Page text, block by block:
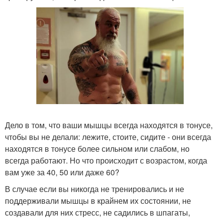
Дело в том, что ваши мышцы всегда находятся в тонусе,
чтобы вы не делали: лежите, стоите, сидите - они всегда
находятся в тонусе более сильном или слабом, но
всегда работают. Но что происходит с возрастом, когда
вам уже за 40, 50 или даже 60?
В случае если вы никогда не тренировались и не
поддерживали мышцы в крайнем их состоянии, не
создавали для них стресс, не садились в шпагаты,